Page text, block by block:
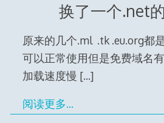
换了一个.net
原来的几个.ml .tk .eu.org都
可以正常使用但是免费域名
加载速度慢 […]
阅读更多…